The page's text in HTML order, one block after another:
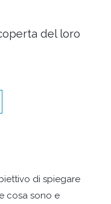
del loro
di spiegare
cosa sono e